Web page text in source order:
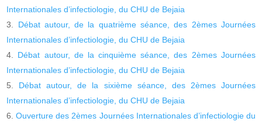
Internationales d’infectiologie, du CHU de Bejaia
Débat autour, de la quatrième séance, des 2èmes Journées
Internationales d’infectiologie, du CHU de Bejaia
Débat autour, de la cinquième séance, des 2èmes Journées
Internationales d’infectiologie, du CHU de Bejaia
Débat autour, de la sixième séance, des 2èmes Journées
Internationales d’infectiologie, du CHU de Bejaia
Ouverture des 2èmes Journées Internationales d’infectiologie du